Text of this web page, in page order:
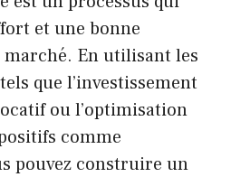
et une bonne
En utilisant les
que l’investissement
ou l’optimisation
comme
pouvez construire un